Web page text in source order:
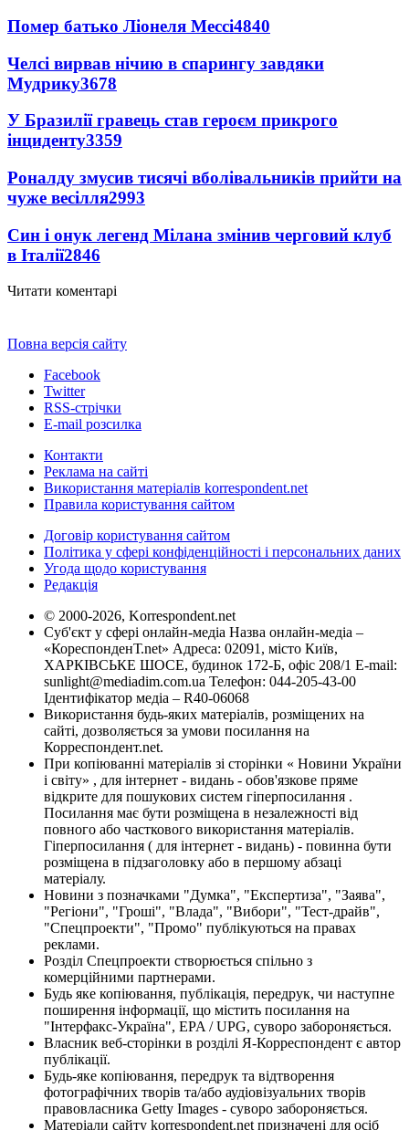
Помер батько Ліонеля Мессі4840
Челсі вирвав нічию в спарингу завдяки
Мудрику3678
У Бразилії гравець став героєм прикрого
інциденту3359
Роналду змусив тисячі вболівальників прийти на
чуже весілля2993
Син і онук легенд Мілана змінив черговий клуб
в Італії2846
Читати коментарі
Повна версія сайту
Facebook
Twitter
RSS-стрічки
E-mail розсилка
Контакти
Реклама на сайті
Використання матеріалів korrespondent.net
Правила користування сайтом
Договір користування сайтом
Політика у сфері конфіденційності і персональних даних
Угода щодо користування
Редакція
© 2000-2026, Korrespondent.net
Суб'єкт у сфері онлайн-медіа Назва онлайн-медіа –
«КореспонденТ.net» Адреса: 02091, місто Київ,
ХАРКІВСЬКЕ ШОСЕ, будинок 172-Б, офіс 208/1 E-mail:
sunlight@mediadim.com.ua Телефон: 044-205-43-00
Ідентифікатор медіа – R40-06068
Використання будь-яких матеріалів, розміщених на
сайті, дозволяється за умови посилання на
Корреспондент.net.
При копіюванні матеріалів зі сторінки « Новини України
і світу» , для інтернет - видань - обов'язкове пряме
відкрите для пошукових систем гіперпосилання .
Посилання має бути розміщена в незалежності від
повного або часткового використання матеріалів.
Гіперпосилання ( для інтернет - видань) - повинна бути
розміщена в підзаголовку або в першому абзаці
матеріалу.
Новини з позначками "Думка", "Експертиза", "Заява",
"Регіони", "Гроші", "Влада", "Вибори", "Тест-драйв",
"Спецпроекти", "Промо" публікуються на правах
реклами.
Розділ Спецпроекти створюється спільно з
комерційними партнерами.
Будь яке копіювання, публікація, передрук, чи наступне
поширення інформації, що містить посилання на
"Інтерфакс-Україна", EPA / UPG, суворо забороняється.
Власник веб-сторінки в розділі Я-Корреспондент є автор
публікації.
Будь-яке копіювання, передрук та відтворення
фотографічних творів та/або аудіовізуальних творів
правовласника Getty Images - суворо забороняється.
Матеріали сайту korrespondent.net призначені для осіб